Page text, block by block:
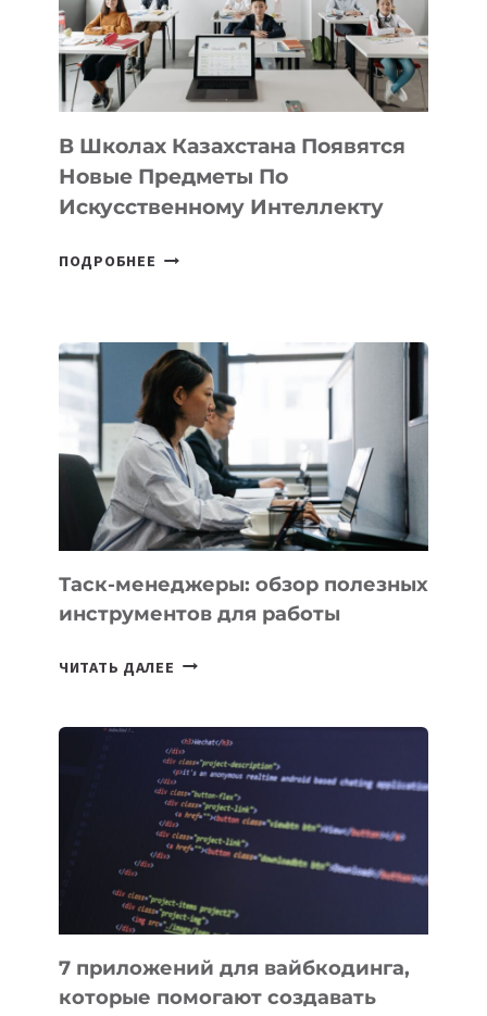
—
МЕЖДУНАРОДНУЮ
ПРОГРАММУ
ДЛЯ
ТЕХНОЛОГИЧЕСКИХ
В Школах Казахстана Появятся
Новые Предметы По
Искусственному Интеллекту
ПОДРОБНЕЕ
НОВЫЕ
ПРЕДМЕТЫ
ПО
ИСКУССТВЕННОМУ
ИНТЕЛЛЕКТУ
Таск-менеджеры: обзор полезных
инструментов для работы
ЧИТАТЬ ДАЛЕЕ ТАСК-
ПОЛЕЗНЫХ
ИНСТРУМЕНТОВ
ДЛЯ
РАБОТЫ
7 приложений для вайбкодинга,
которые помогают создавать